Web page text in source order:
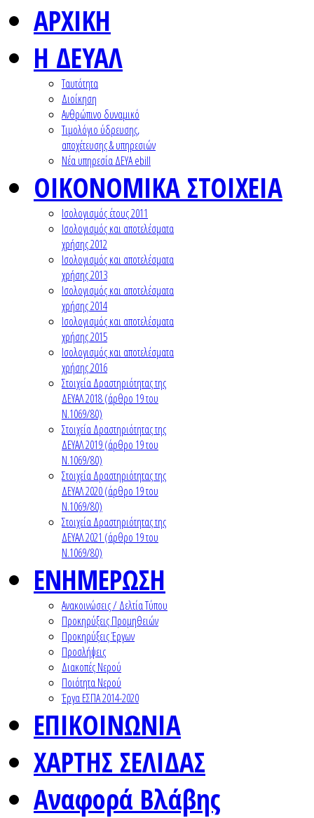
ΑΡΧΙΚΗ
Η ΔΕΥΑΛ
Ταυτότητα
Διοίκηση
Ανθρώπινο δυναμικό
Τιμολόγιο ύδρευσης,
αποχέτευσης & υπηρεσιών
Nέα υπηρεσία ΔΕΥΑ ebill
ΟΙΚΟΝΟΜΙΚΑ ΣΤΟΙΧΕΙΑ
Ισολογισμός έτους 2011
Ισολογισμός και αποτελέσματα
χρήσης 2012
Ισολογισμός και αποτελέσματα
χρήσης 2013
Ισολογισμός και αποτελέσματα
χρήσης 2014
Ισολογισμός και αποτελέσματα
χρήσης 2015
Ισολογισμός και αποτελέσματα
χρήσης 2016
Στοιχεία Δραστηριότητας της
ΔΕΥΑΛ 2018 (άρθρο 19 του
Ν.1069/80)
Στοιχεία Δραστηριότητας της
ΔΕΥΑΛ 2019 (άρθρο 19 του
Ν.1069/80)
Στοιχεία Δραστηριότητας της
ΔΕΥΑΛ 2020 (άρθρο 19 του
Ν.1069/80)
Στοιχεία Δραστηριότητας της
ΔΕΥΑΛ 2021 (άρθρο 19 του
Ν.1069/80)
ΕΝΗΜΕΡΩΣΗ
Ανακοινώσεις / Δελτία Τύπου
Προκηρύξεις Προμηθειών
Προκηρύξεις Έργων
Προσλήψεις
Διακοπές Νερού
Ποιότητα Νερού
Έργα ΕΣΠΑ 2014-2020
ΕΠΙΚΟΙΝΩΝΙΑ
ΧΑΡΤΗΣ ΣΕΛΙΔΑΣ
Αναφορά Βλάβης